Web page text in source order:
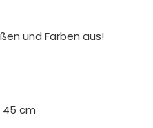
und Farben aus!
45 cm